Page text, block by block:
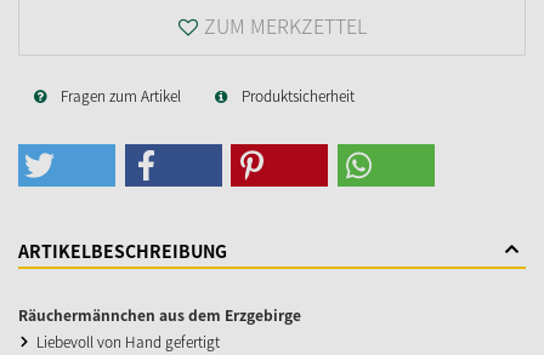
ZUM MERKZETTEL
Fragen zum Artikel Produktsicherheit
ARTIKELBESCHREIBUNG
Räuchermännchen aus dem Erzgebirge
Liebevoll von Hand gefertigt